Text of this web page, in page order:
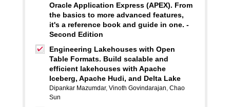
Oracle Application Express (APEX). From
the basics to more advanced features,
it's a reference book and guide in one. -
Second Edition
Engineering Lakehouses with Open
Table Formats. Build scalable and
efficient lakehouses with Apache
Iceberg, Apache Hudi, and Delta Lake
Dipankar Mazumdar, Vinoth Govindarajan, Chao
Sun